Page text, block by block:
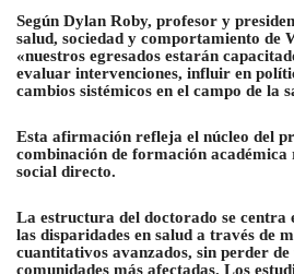
Según Dylan Roby, profesor y
salud, sociedad y comportamiento de
«nuestros egresados estarán
evaluar intervenciones, influir en
cambios sistémicos en el campo de la
Esta afirmación refleja el núcleo del
combinación de formación
social directo.
La estructura del doctorado se centra
las disparidades en salud a través de
cuantitativos avanzados, sin perder
comunidades más afectadas. Los